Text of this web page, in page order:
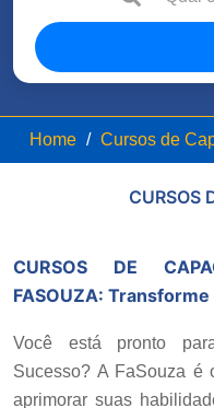
Home Cursos de
CURSOS
CURSOS DE
FASOUZA: Transforme
Você está pronto
Sucesso? A FaSouza é
aprimorar suas